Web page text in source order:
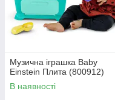
Музична іграшка Baby
Einstein Плита (800912)
В наявності